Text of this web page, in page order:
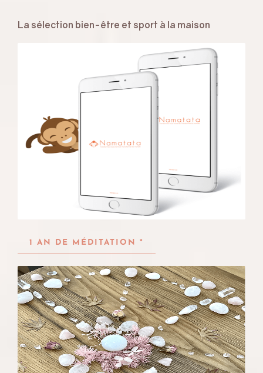
La sélection bien-être et sport à la maison
1 AN DE MÉDITATION *